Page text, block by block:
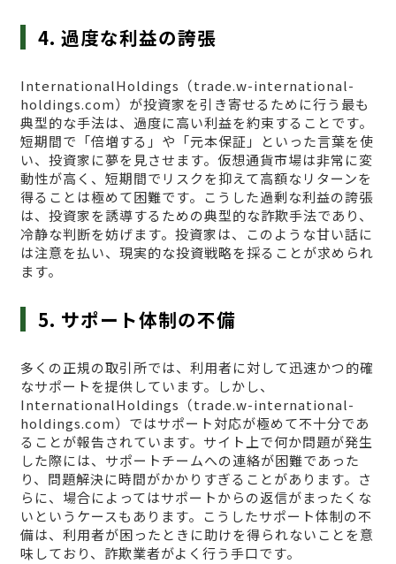
4. 過度な利益の誇張
InternationalHoldings（trade.w-international-
holdings.com）が投資家を引き寄せるために行う最も
典型的な手法は、過度に高い利益を約束することです。
短期間で「倍増する」や「元本保証」といった言葉を使
い、投資家に夢を見させます。仮想通貨市場は非常に変
動性が高く、短期間でリスクを抑えて高額なリターンを
得ることは極めて困難です。こうした過剰な利益の誇張
は、投資家を誘導するための典型的な詐欺手法であり、
冷静な判断を妨げます。投資家は、このような甘い話に
は注意を払い、現実的な投資戦略を採ることが求められ
ます。
5. サポート体制の不備
多くの正規の取引所では、利用者に対して迅速かつ的確
なサポートを提供しています。しかし、
InternationalHoldings（trade.w-international-
holdings.com）ではサポート対応が極めて不十分であ
ることが報告されています。サイト上で何か問題が発生
した際には、サポートチームへの連絡が困難であった
り、問題解決に時間がかかりすぎることがあります。さ
らに、場合によってはサポートからの返信がまったくな
いというケースもあります。こうしたサポート体制の不
備は、利用者が困ったときに助けを得られないことを意
味しており、詐欺業者がよく行う手口です。